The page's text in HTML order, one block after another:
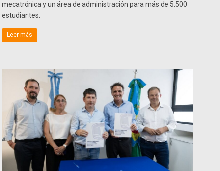
mecatrónica y un área de administración para más de 5.500
estudiantes.
Leer más